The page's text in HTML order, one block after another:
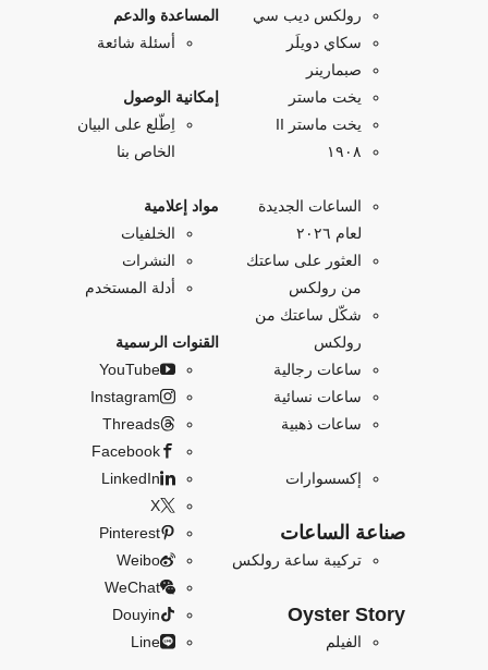
رولكس ديب سي
سكاي دويلَر
صبمارينر
يخت ماستر
يخت ماستر II
۱۹۰۸
الساعات الجديدة
لعام ٢٠٢٦
العثور على ساعتك
من رولكس
شكّل ساعتك من
رولكس
ساعات رجالية
ساعات نسائية
ساعات ذهبية
إكسسوارات
صناعة الساعات
تركيبة ساعة رولكس
Oyster Story
الفيلم
المساعدة والدعم
أسئلة شائعة
إمكانية الوصول
اِطّلع على البيان
الخاص بنا
مواد إعلامية
الخلفيات
النشرات
أدلة المستخدم
القنوات الرسمية
YouTube
Instagram
Threads
Facebook
LinkedIn
X
Pinterest
Weibo
WeChat
Douyin
Line